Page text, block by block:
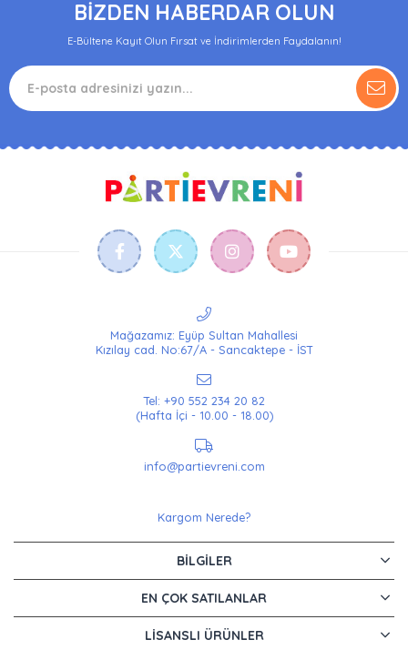
BİZDEN HABERDAR OLUN
E-Bültene Kayıt Olun Fırsat ve İndirimlerden Faydalanın!
Mağazamız: Eyüp Sultan Mahallesi
Kızılay cad. No:67/A - Sancaktepe - İST
Tel: +90 552 234 20 82
(Hafta İçi - 10.00 - 18.00)
info@partievreni.com
Kargom Nerede?
BILGILER
EN ÇOK SATILANLAR
LISANSLI ÜRÜNLER